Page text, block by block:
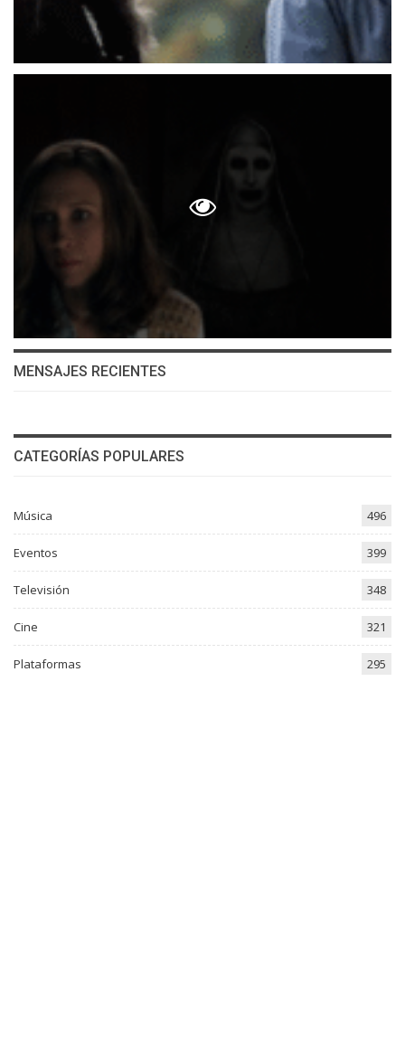
MENSAJES RECIENTES
CATEGORÍAS POPULARES
Música 496
Eventos 399
Televisión 348
Cine 321
Plataformas 295